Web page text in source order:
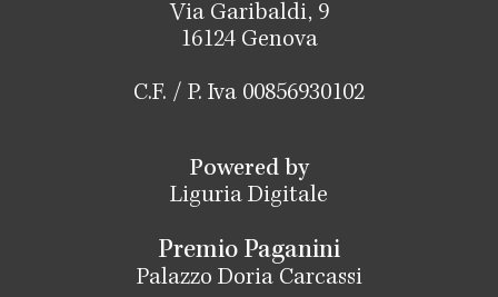
Via Garibaldi, 9
16124 Genova
C.F. / P. Iva 00856930102
Powered by
Liguria Digitale
Premio Paganini
Palazzo Doria Carcassi